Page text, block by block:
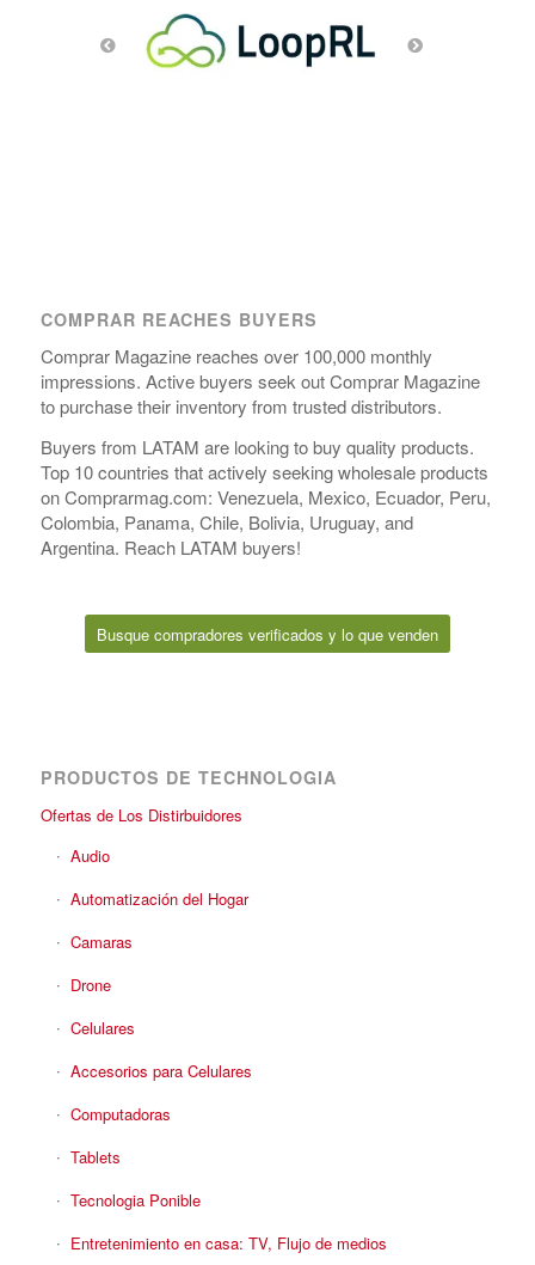
COMPRAR REACHES BUYERS
Comprar Magazine reaches over 100,000 monthly
impressions. Active buyers seek out Comprar Magazine
to purchase their inventory from trusted distributors.
Buyers from LATAM are looking to buy quality products.
Top 10 countries that actively seeking wholesale products
on Comprarmag.com: Venezuela, Mexico, Ecuador, Peru,
Colombia, Panama, Chile, Bolivia, Uruguay, and
Argentina. Reach LATAM buyers!
Busque compradores verificados y lo que venden
PRODUCTOS DE TECHNOLOGIA
Ofertas de Los Distirbuidores
Audio
Automatización del Hogar
Camaras
Drone
Celulares
Accesorios para Celulares
Computadoras
Tablets
Tecnologia Ponible
Entretenimiento en casa: TV, Flujo de medios